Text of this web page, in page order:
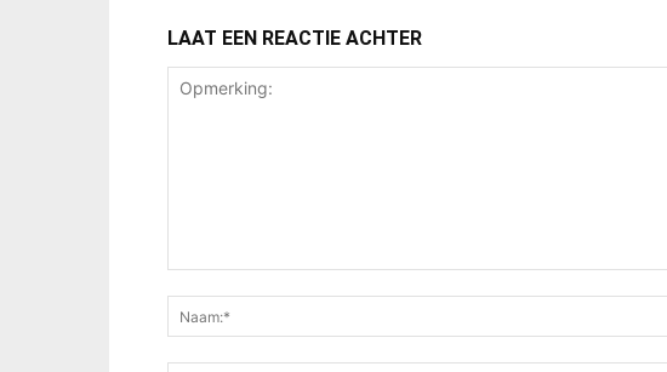
LAAT EEN REACTIE ACHTER